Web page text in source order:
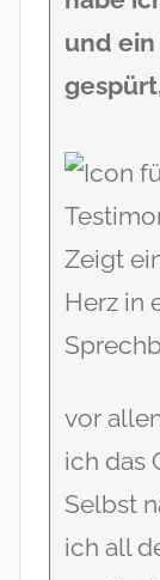
und
vor
ich das
Selbst
ich all